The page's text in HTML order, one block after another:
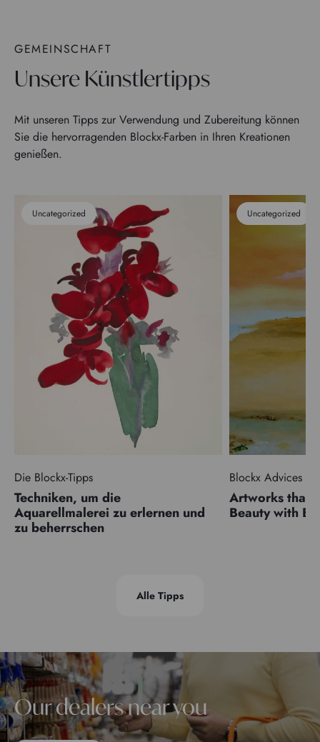
GEMEINSCHAFT
Unsere Künstlertipps
Mit unseren Tipps zur Verwendung und Zubereitung können
Sie die hervorragenden Blockx-Farben in Ihren Kreationen
genießen.
Uncategorized
Die Blockx-Tipps
Techniken, um die
Aquarellmalerei zu erlernen und
zu beherrschen
Uncategorized
Blockx Advices
Artworks that
Beauty with
Alle Tipps
Our dealers near you